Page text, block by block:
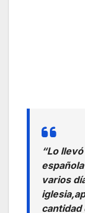
“Lo
varios
cantidad